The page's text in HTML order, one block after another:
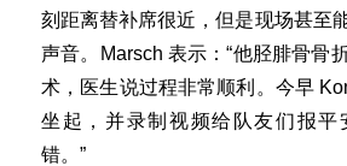
刻距离替补席很近，但是现场甚至
声音。Marsch 表示：“他胫腓骨骨
术，医生说过程非常顺利。今早
坐起，并录制视频给队友们报平
错。”